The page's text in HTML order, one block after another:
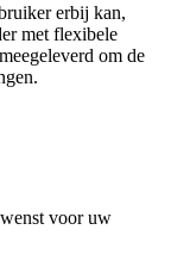
erbij kan,
met flexibele
om de
voor uw